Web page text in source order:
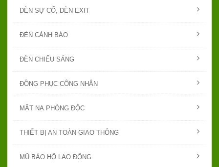
ĐÈN SỰ CỐ, ĐÈN EXIT
ĐÈN CẢNH BÁO
ĐÈN CHIẾU SÁNG
ĐỒNG PHỤC CÔNG NHÂN
MẶT NẠ PHÒNG ĐỘC
THIẾT BỊ AN TOÀN GIAO THÔNG
MŨ BẢO HỘ LAO ĐỘNG